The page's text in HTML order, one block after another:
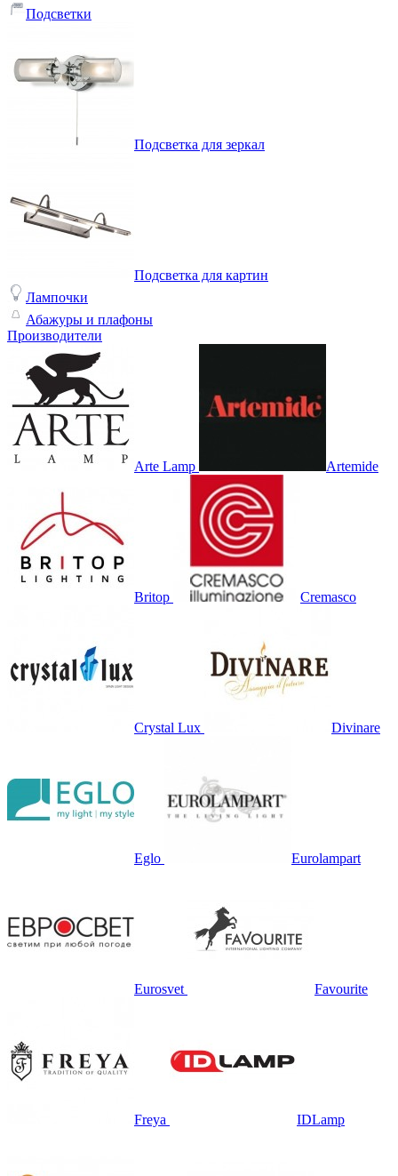
Подсветки
Подсветка для зеркал
Подсветка для картин
Лампочки
Абажуры и плафоны
Производители
Arte Lamp Artemide
Britop Cremasco
Crystal Lux Divinare
Eglo Eurolampart
Eurosvet Favourite
Freya IDLamp